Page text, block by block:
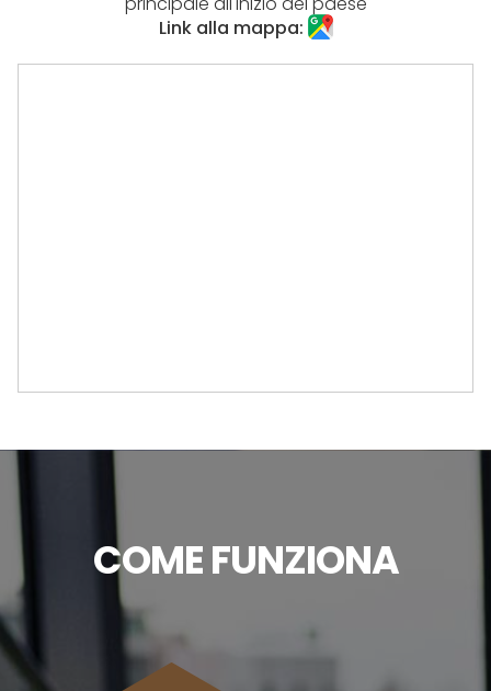
Link alla mappa:
COME FUNZIONA